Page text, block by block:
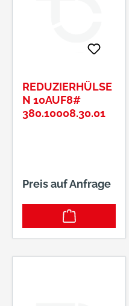
REDUZIERHÜLSE
N 10AUF8#
380.10008.30.01
Preis auf Anfrage